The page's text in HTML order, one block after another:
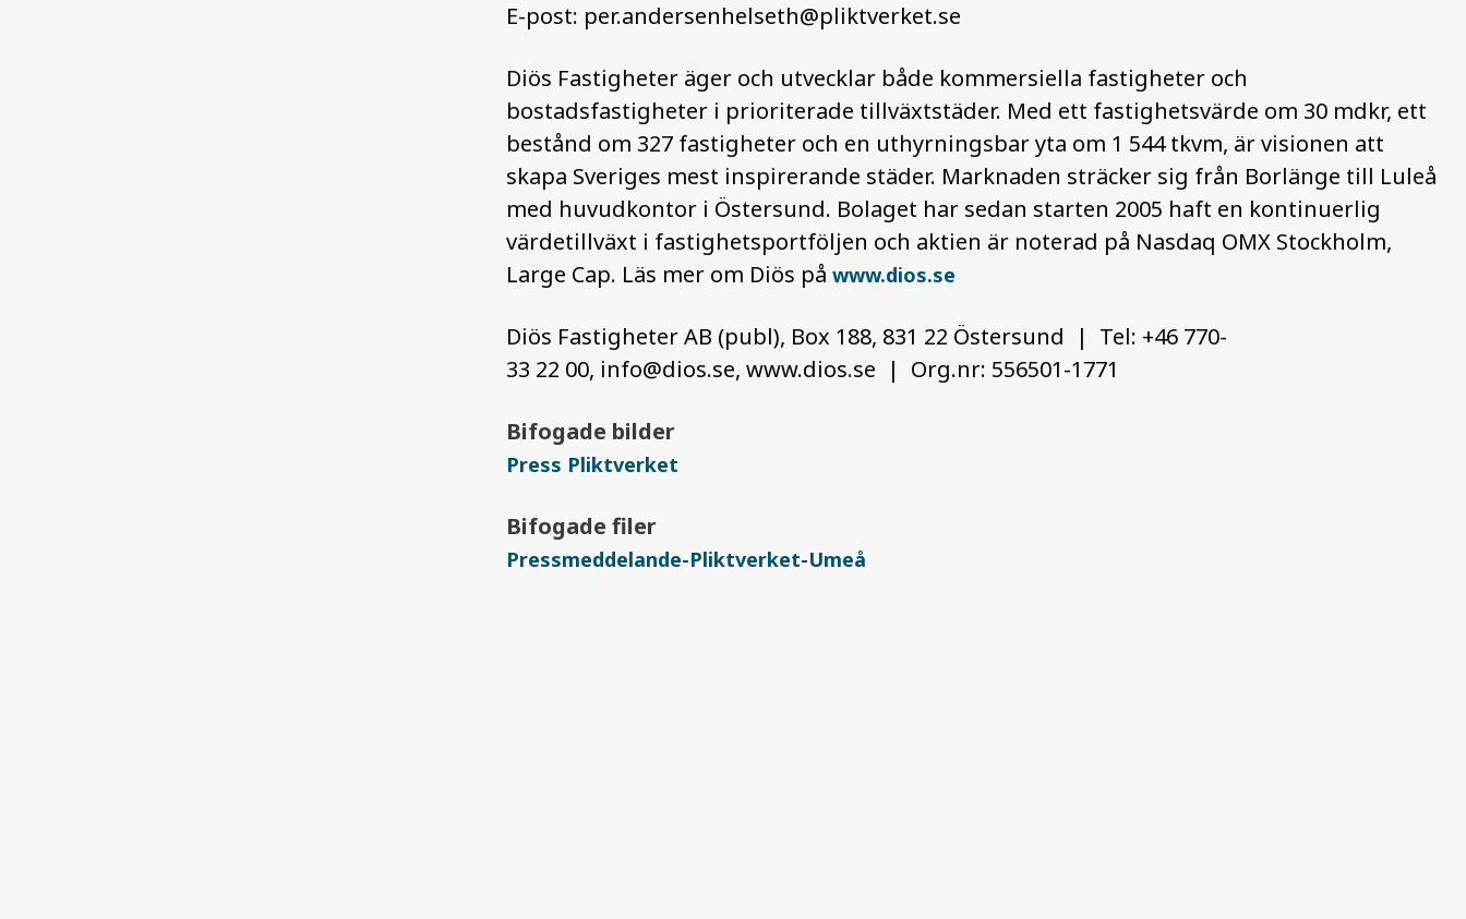
E-post: per.andersenhelseth@pliktverket.se
Diös Fastigheter äger och utvecklar både kommersiella fastigheter och
bostadsfastigheter i prioriterade tillväxtstäder. Med ett fastighetsvärde om 30 mdkr, ett
bestånd om 327 fastigheter och en uthyrningsbar yta om 1 544 tkvm, är visionen att
skapa Sveriges mest inspirerande städer. Marknaden sträcker sig från Borlänge till Luleå
med huvudkontor i Östersund. Bolaget har sedan starten 2005 haft en kontinuerlig
värdetillväxt i fastighetsportföljen och aktien är noterad på Nasdaq OMX Stockholm,
Large Cap. Läs mer om Diös på www.dios.se
Diös Fastigheter AB (publ), Box 188, 831 22 Östersund | Tel: +46 770-
33 22 00, info@dios.se, www.dios.se | Org.nr: 556501-1771
Bifogade bilder
Press Pliktverket
Bifogade filer
Pressmeddelande-Pliktverket-Umeå